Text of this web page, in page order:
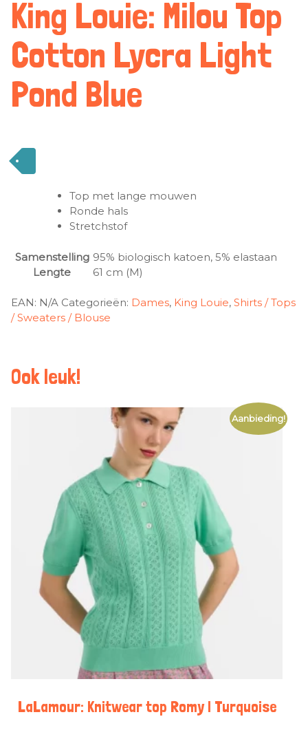
King Louie: Milou Top
Cotton Lycra Light
Pond Blue
Top met lange mouwen
Ronde hals
Stretchstof
Samenstelling 95% biologisch katoen, 5% elastaan
Lengte
61 cm (M)
EAN: N/A Categorieën: Dames, King Louie, Shirts / Tops
/ Sweaters / Blouse
Ook leuk!
Aanbieding!
LaLamour: Knitwear top Romy | Turquoise